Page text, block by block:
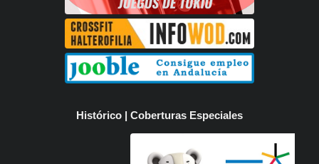
Histórico | Coberturas Especiales